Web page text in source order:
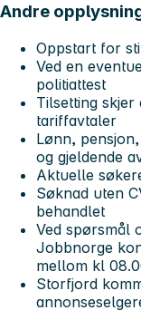
Andre
Oppstart for
Ved en
politiattest
Tilsetting
tariffavtaler
Lønn,
og gjeldende
Aktuelle
Søknad uten
behandlet
Ved spørsmål
Jobbnorge
mellom kl
Storfjord